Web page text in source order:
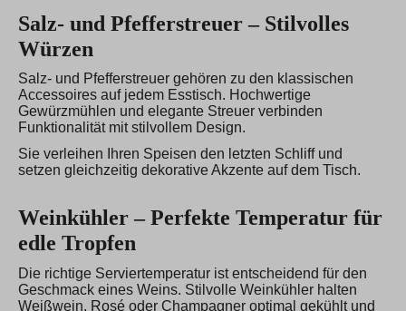
Salz- und Pfefferstreuer – Stilvolles
Würzen
Salz- und Pfefferstreuer gehören zu den klassischen
Accessoires auf jedem Esstisch. Hochwertige
Gewürzmühlen und elegante Streuer verbinden
Funktionalität mit stilvollem Design.
Sie verleihen Ihren Speisen den letzten Schliff und
setzen gleichzeitig dekorative Akzente auf dem Tisch.
Weinkühler – Perfekte Temperatur für
edle Tropfen
Die richtige Serviertemperatur ist entscheidend für den
Geschmack eines Weins. Stilvolle Weinkühler halten
Weißwein, Rosé oder Champagner optimal gekühlt und